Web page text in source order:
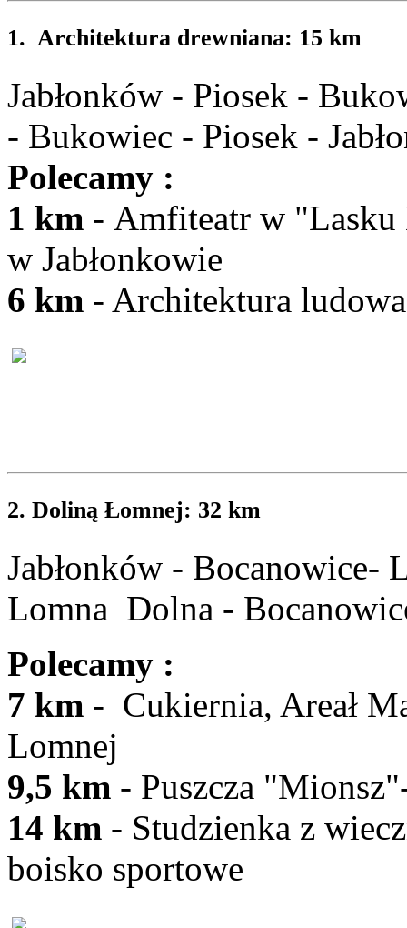
1. Architektura drewniana: 15 km
Jabłonków - Piosek -
- Bukowiec - Piosek -
Polecamy :
1 km - Amfiteatr w
w
6 km - Architektura
2. Doliną Łomnej: 32 km
Jabłonków - Bocanowice-
Lomna Dolna -
Polecamy :
7 km - Cukiernia, Areał
9,5 km - Puszcza
14 km - Studzienka z
boisko sportowe